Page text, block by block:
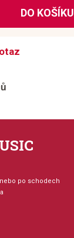
DO KOŠÍKU
nebo po schodech